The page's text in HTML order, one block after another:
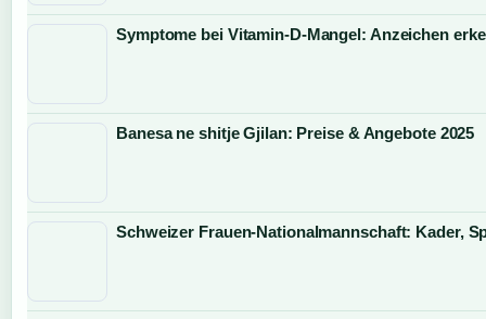
Symptome bei Vitamin-D-Mangel: Anzeichen
Banesa ne shitje Gjilan: Preise & Angebote 2025
Schweizer Frauen-Nationalmannschaft: Kader,